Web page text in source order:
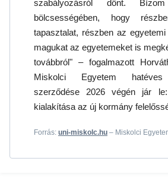
szabályozásról dönt.
bölcsességében, hogy
tapasztalat, részben az
magukat az egyetemeket is
továbbról" – fogalmazott
Miskolci Egyetem hatéves
szerződése 2026 végén jár
kialakítása az új kormány
Forrás: uni-miskolc.hu – Miskolci